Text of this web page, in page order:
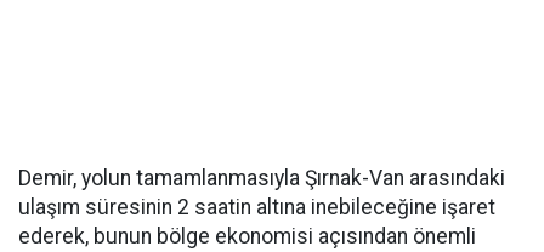
Demir, yolun tamamlanmasıyla Şırnak-Van arasındaki
ulaşım süresinin 2 saatin altına inebileceğine işaret
ederek, bunun bölge ekonomisi açısından önemli